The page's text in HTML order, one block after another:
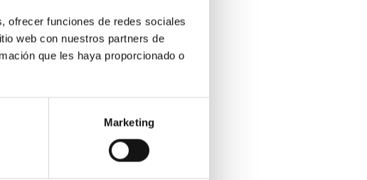
ofrecer funciones de redes sociales
web con nuestros partners de
que les haya proporcionado o
Marketing